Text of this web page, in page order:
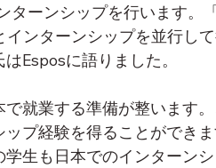
ーンシップを行います。
ンターンシップを並行し
Esposに語りました。
就業する準備が整います
プ経験を得ることができ
生も日本でのインターン